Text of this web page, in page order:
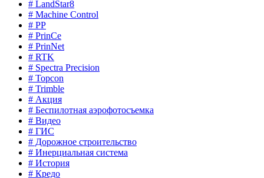
# LandStar8
# Machine Control
# PP
# PrinCe
# PrinNet
# RTK
# Spectra Precision
# Topcon
# Trimble
# Акция
# Беспилотная аэрофотосъемка
# Видео
# ГИС
# Дорожное строительство
# Инерциальная система
# История
# Кредо